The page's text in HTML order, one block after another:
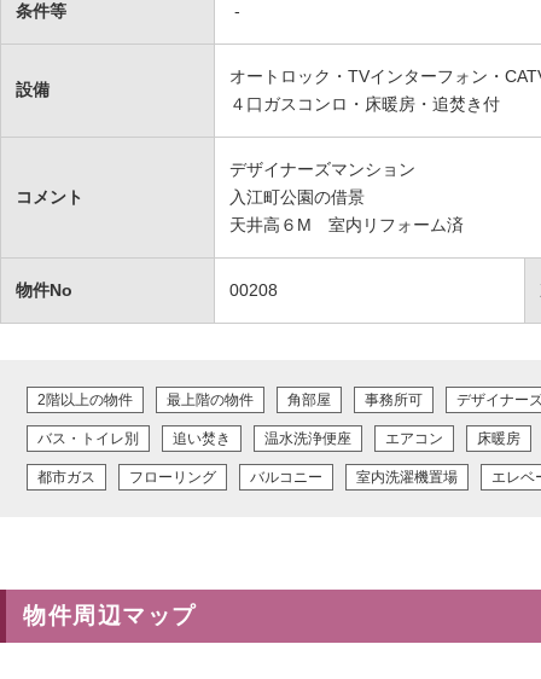
条件等 -
設備
オートロック・TVインターフォン・
４口ガスコンロ・床暖房・追焚き付
コメント
デザイナーズマンション
入江町公園の借景
天井高６M 室内リフォーム済
物件No 00208
2階以上の物件 最上階の物件 角部屋 事務所可 デザイナー
バス・トイレ別 追い焚き 温水洗浄便座 エアコン 床暖房
都市ガス フローリング バルコニー 室内洗濯機置場 エレベ
物件周辺マップ